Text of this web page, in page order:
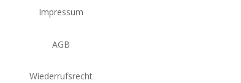
Impressum
AGB
Wiederrufsrecht